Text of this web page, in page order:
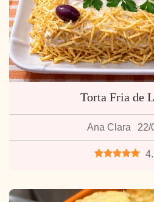
Torta Fria de
Ana Clara 22/